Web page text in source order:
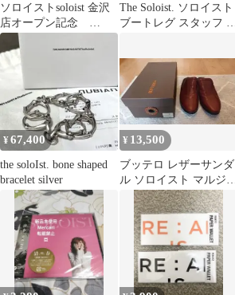
ソロイストsoloist 金沢
店オープン記念
TANG TANG
The Soloist. ソロイスト
ブートレグ スタッフ T
¥67,400
the soloIst. bone shaped
bracelet silver
¥ 13,500
ブッテロ レザーサンダ
ル ソロイスト マルジェ
ラ アタッチメント